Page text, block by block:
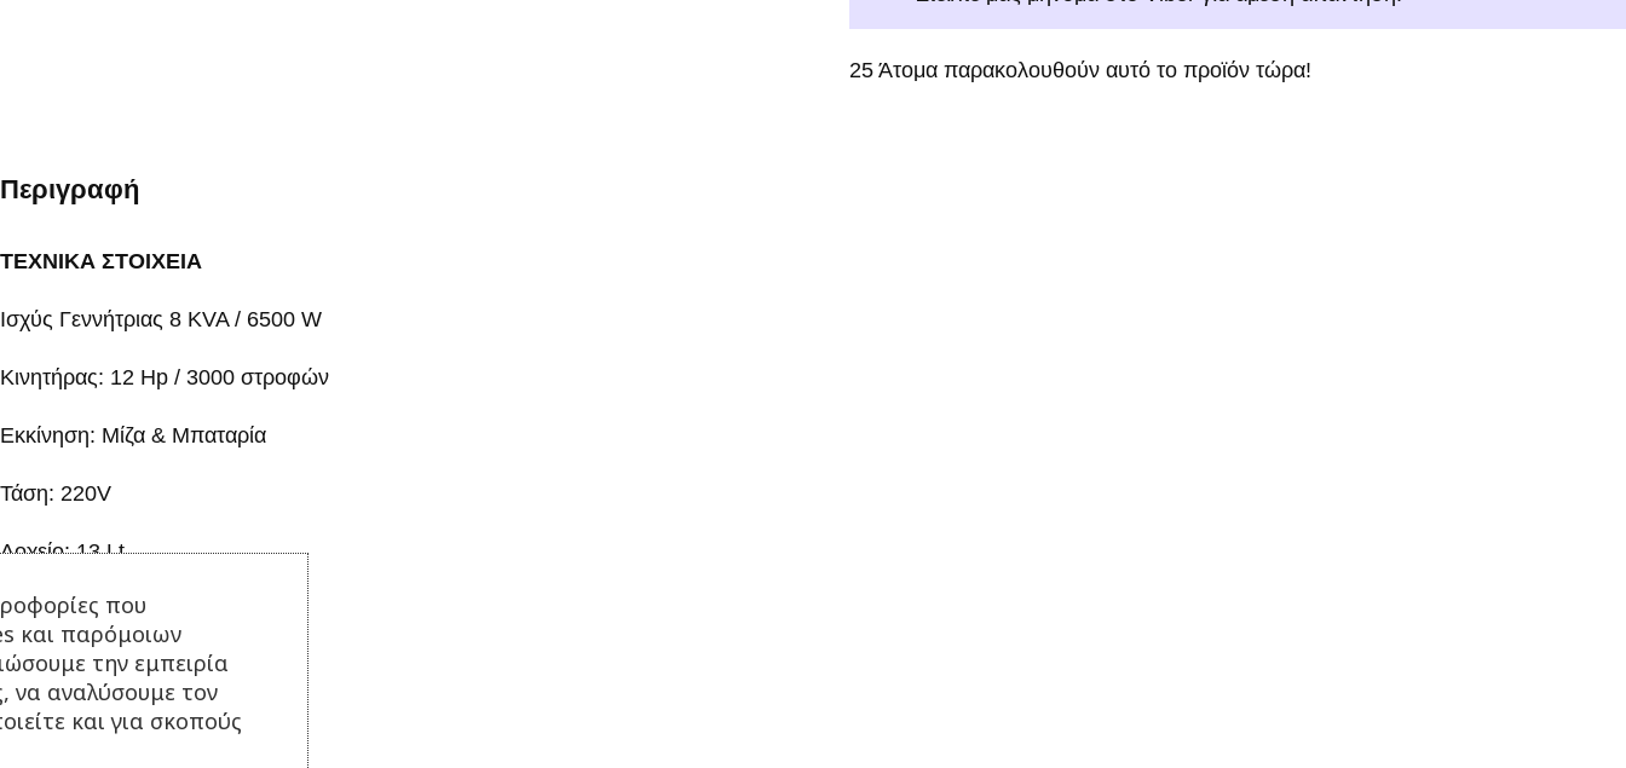
25 Άτομα παρακολουθούν αυτό το προϊόν τώρα!
Περιγραφή
ΤΕΧΝΙΚΑ ΣΤΟΙΧΕΙΑ
Ισχύς Γεννήτριας 8 KVA / 6500 W
Κινητήρας: 12 Hp / 3000 στροφών
Εκκίνηση: Μίζα & Μπαταρία
Τάση: 220V
Δοχείο: 13 Lt
Διαθέτει:
Σταθεροποιητή τάσης
που
και παρόμοιων
την εμπειρία
να αναλύσουμε τον
και για σκοπούς